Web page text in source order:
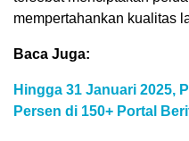
mempertahankan kualitas
Baca Juga:
Hingga 31 Januari 2025,
Persen di 150+ Portal